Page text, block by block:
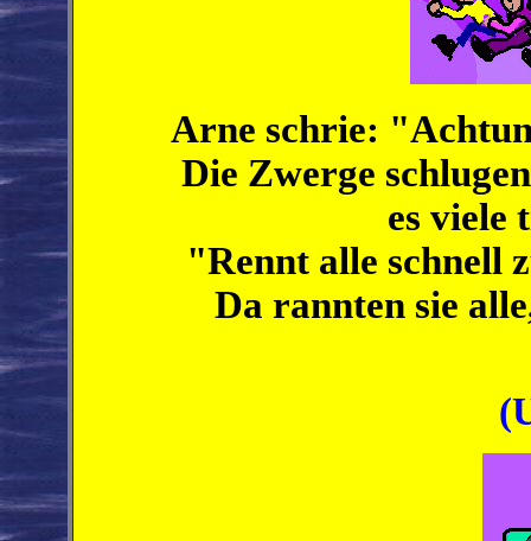
Arne schrie:
Die Zwerge
es viele
"Rennt alle schnell
Da rannten sie